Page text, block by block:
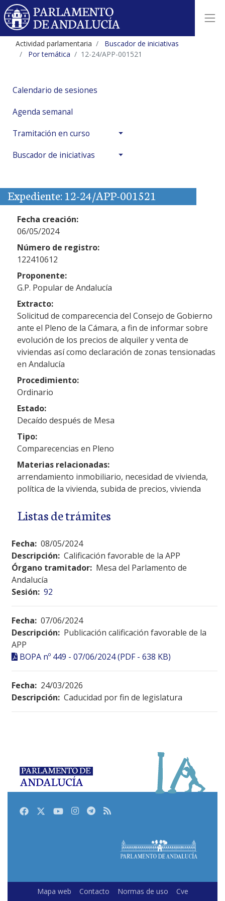
Actividad parlamentaria
Buscador de iniciativas
Por temática
12-24/APP-001521
Calendario de sesiones
Agenda semanal
Tramitación en curso
Buscador de iniciativas
Expediente: 12-24/APP-001521
Fecha creación:
06/05/2024
Número de registro:
122410612
Proponente:
G.P. Popular de Andalucía
Extracto:
Solicitud de comparecencia del Consejo de Gobierno
ante el Pleno de la Cámara, a fin de informar sobre
evolución de los precios de alquiler y venta de
viviendas así como declaración de zonas tensionadas
en Andalucía
Procedimiento:
Ordinario
Estado:
Decaído después de Mesa
Tipo:
Comparecencias en Pleno
Materias relacionadas:
arrendamiento inmobiliario, necesidad de vivienda,
política de la vivienda, subida de precios, vivienda
Listas de trámites
Fecha: 08/05/2024
Descripción: Calificación favorable de la APP
Órgano tramitador: Mesa del Parlamento de
Andalucía
Sesión: 92
Fecha: 07/06/2024
Descripción: Publicación calificación favorable de la
APP
BOPA nº 449 - 07/06/2024 (PDF - 638 KB)
Fecha: 24/03/2026
Descripción: Caducidad por fin de legislatura
FacebookTwitterYoutubeInstagram
Telegram
RSS
Mapa web Contacto Normas de uso
Cve